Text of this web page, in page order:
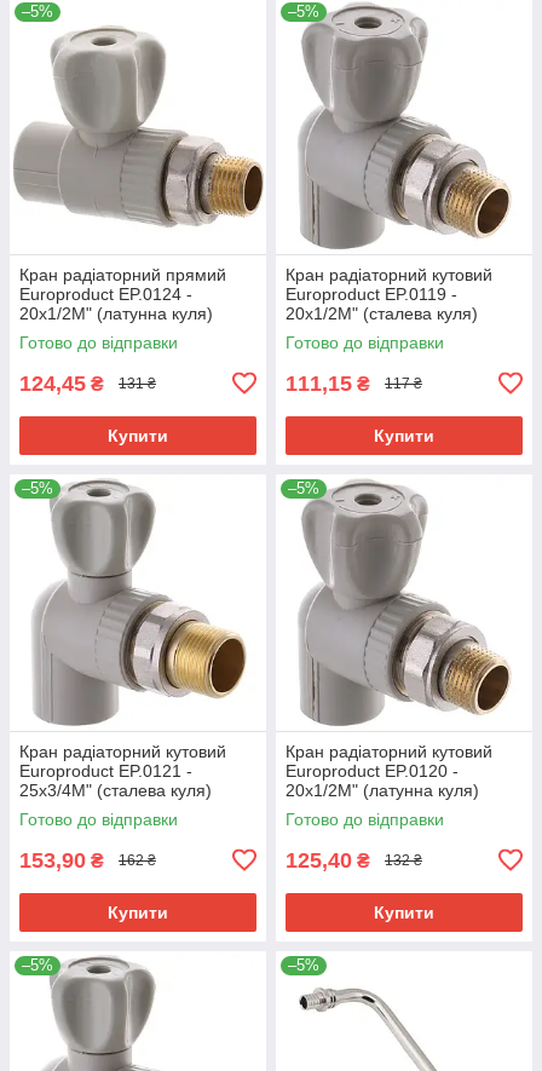
–5%
Кран радіаторний прямий
Europroduct EP.0124 -
20x1/2M" (латунна куля)
(EP4049)
Готово до відправки
124,45 ₴ 131 ₴
Купити
–5%
Кран радіаторний кутовий
Europroduct EP.0119 -
20x1/2M" (сталева куля)
(EP4044)
Готово до відправки
111,15 ₴ 117 ₴
Купити
–5%
Кран радіаторний кутовий
Europroduct EP.0121 -
25x3/4M" (сталева куля)
(EP4046)
Готово до відправки
153,90 ₴ 162 ₴
Купити
–5%
Кран радіаторний кутовий
Europroduct EP.0120 -
20x1/2M" (латунна куля)
(EP4045)
Готово до відправки
125,40 ₴ 132 ₴
Купити
–5% –5%